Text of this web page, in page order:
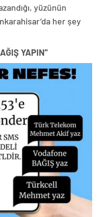
yüzünün
her şey
YAPIN”